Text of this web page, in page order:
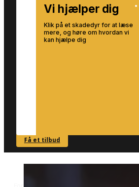
Vi hjælper dig
Klik på et skadedyr for at læse
mere, og høre om hvordan vi
kan hjælpe dig
SE OVERSIGT
Få et tilbud